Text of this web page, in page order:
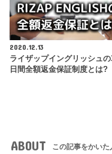
2020.12.13
ライザップイングリッシュの
日間全額返金保証制度とは?
ABOUT この記事をかいた